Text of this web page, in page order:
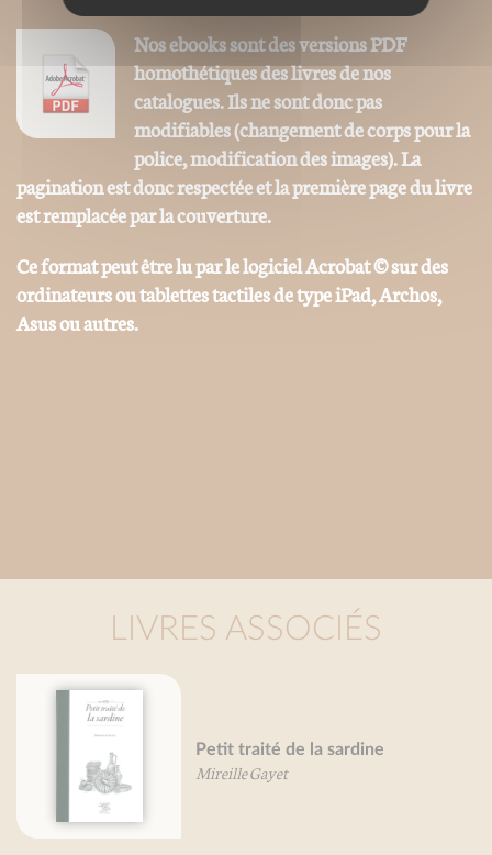
Nos ebooks sont des versions PDF
homothétiques des livres de nos
catalogues. Ils ne sont donc pas
modifiables (changement de corps pour la
police, modification des images). La
pagination est donc respectée et la première page du livre
est remplacée par la couverture.
Ce format peut être lu par le logiciel Acrobat © sur des
ordinateurs ou tablettes tactiles de type iPad, Archos,
Asus ou autres.
LIVRES ASSOCIÉS
Petit traité de la sardine
Mireille Gayet